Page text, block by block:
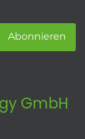
Abonnieren
GmbH